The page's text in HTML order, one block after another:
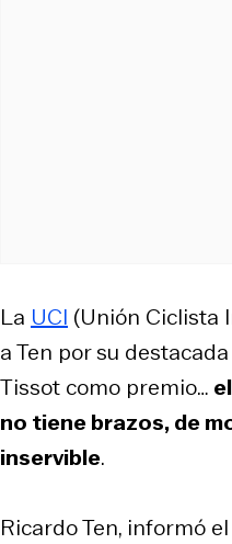
La UCI (Unión Ciclista
a Ten por su
Tissot como premio…
no tiene brazos, de
inservible.
Ricardo Ten, informó el